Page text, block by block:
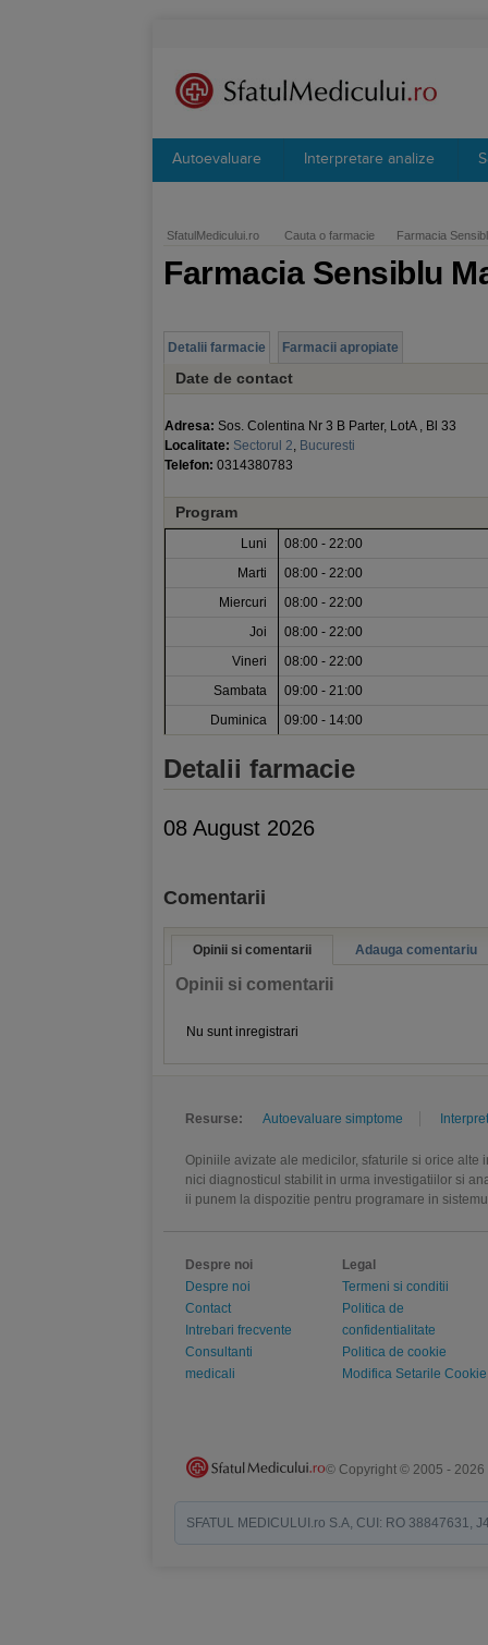
Autoevaluare Interpretare analize
SfatulMedicului.ro Cauta o farmacie Farmacia
Farmacia Sensiblu
Detalii farmacie Farmacii apropiate
Date de contact
Adresa: Sos. Colentina Nr 3 B Parter, LotA , Bl 33
Localitate: Sectorul 2, Bucuresti
Telefon: 0314380783
Program
Luni
08:00 - 22:00
Marti
08:00 - 22:00
Miercuri
08:00 - 22:00
Joi
08:00 - 22:00
Vineri
08:00 - 22:00
Sambata
09:00 - 21:00
Duminica
09:00 - 14:00
Detalii farmacie
08 August 2026
Comentarii
Opinii si comentarii Adauga comentariu
Opinii si comentarii
Nu sunt inregistrari
Resurse: Autoevaluare simptome
Opiniile avizate ale medicilor, sfaturile si orice
nici diagnosticul stabilit in urma investigatiilor si
ii punem la dispozitie pentru programare in
Despre noi
Despre noi
Contact
Intrebari frecvente
Consultanti
medicali
Legal
Termeni si conditii
Politica de
confidentialitate
Politica de cookie
Modifica Setarile Cookie
© Copyright © 2005 - 2026
SFATUL MEDICULUI.ro S.A, CUI: RO 38847631,